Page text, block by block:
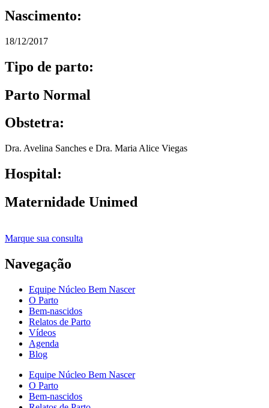
Nascimento:
18/12/2017
Tipo de parto:
Parto Normal
Obstetra:
Dra. Avelina Sanches e Dra. Maria Alice Viegas
Hospital:
Maternidade Unimed
Marque sua consulta
Navegação
Equipe Núcleo Bem Nascer
O Parto
Bem-nascidos
Relatos de Parto
Vídeos
Agenda
Blog
Equipe Núcleo Bem Nascer
O Parto
Bem-nascidos